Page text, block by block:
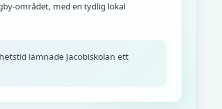
området, med en tydlig lokal
lämnade Jacobiskolan ett